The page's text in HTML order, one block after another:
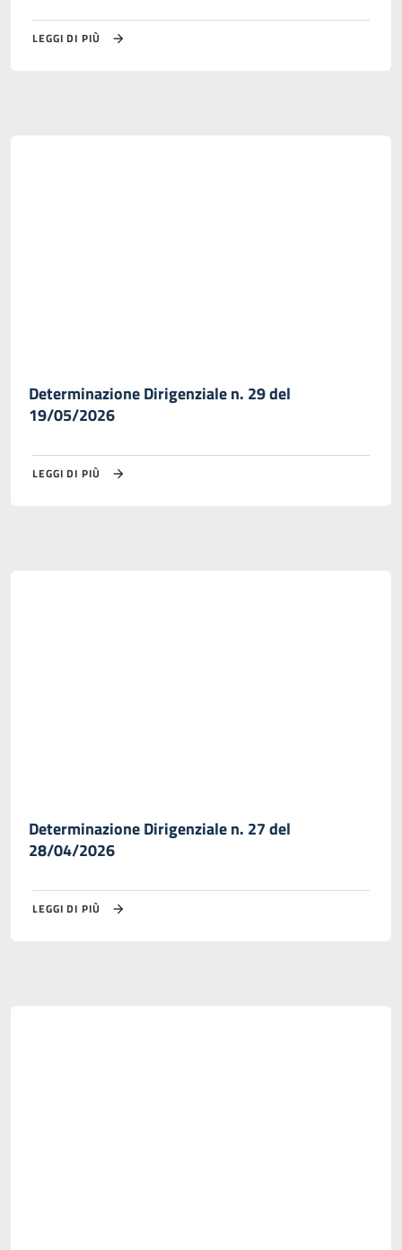
LEGGI DI PIÙ
Determinazione Dirigenziale n. 29 del
19/05/2026
LEGGI DI PIÙ
Determinazione Dirigenziale n. 27 del
28/04/2026
LEGGI DI PIÙ